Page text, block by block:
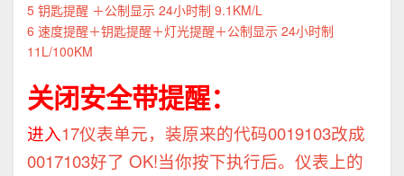
5 钥匙提醒 ＋公制显示 24小时制 9.1KM/L
6 速度提醒＋钥匙提醒＋灯光提醒＋公制显示 24小时制
11L/100KM
关闭安全带提醒：
进入17仪表单元，装原来的代码0019103改成
0017103好了 OK!当你按下执行后。仪表上的